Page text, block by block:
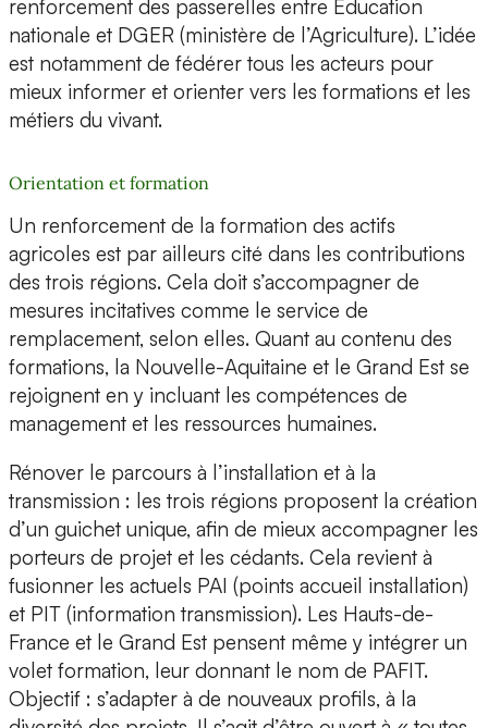
renforcement des passerelles entre Éducation
nationale et DGER (ministère de l’Agriculture). L’idée
est notamment de fédérer tous les acteurs pour
mieux informer et orienter vers les formations et les
métiers du vivant.
Orientation et formation
Un renforcement de la formation des actifs
agricoles est par ailleurs cité dans les contributions
des trois régions. Cela doit s’accompagner de
mesures incitatives comme le service de
remplacement, selon elles. Quant au contenu des
formations, la Nouvelle-Aquitaine et le Grand Est se
rejoignent en y incluant les compétences de
management et les ressources humaines.
Rénover le parcours à l’installation et à la
transmission : les trois régions proposent la création
d’un guichet unique, afin de mieux accompagner les
porteurs de projet et les cédants. Cela revient à
fusionner les actuels PAI (points accueil installation)
et PIT (information transmission). Les Hauts-de-
France et le Grand Est pensent même y intégrer un
volet formation, leur donnant le nom de PAFIT.
Objectif : s’adapter à de nouveaux profils, à la